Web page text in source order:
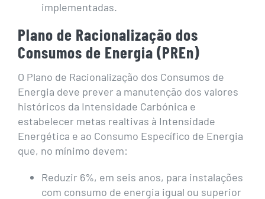
implementadas.
Plano de Racionalização dos
Consumos de Energia (PREn)
O Plano de Racionalização dos Consumos de
Energia deve prever a manutenção dos valores
históricos da Intensidade Carbónica e
estabelecer metas realtivas à Intensidade
Energética e ao Consumo Específico de Energia
que, no mínimo devem:
Reduzir 6%, em seis anos, para instalações
com consumo de energia igual ou superior